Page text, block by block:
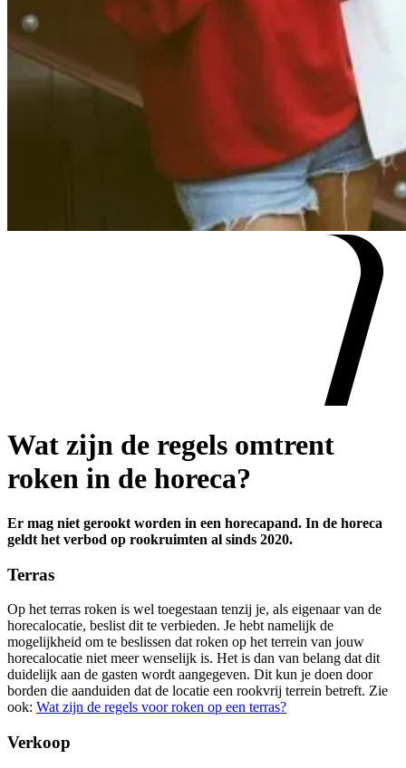
Wat zijn de regels omtrent
roken in de horeca?
Er mag niet gerookt worden in een horecapand. In de horeca
geldt het verbod op rookruimten al sinds 2020.
Terras
Op het terras roken is wel toegestaan tenzij je, als eigenaar van de
horecalocatie, beslist dit te verbieden. Je hebt namelijk de
mogelijkheid om te beslissen dat roken op het terrein van jouw
horecalocatie niet meer wenselijk is. Het is dan van belang dat dit
duidelijk aan de gasten wordt aangegeven. Dit kun je doen door
borden die aanduiden dat de locatie een rookvrij terrein betreft. Zie
ook: Wat zijn de regels voor roken op een terras?
Verkoop